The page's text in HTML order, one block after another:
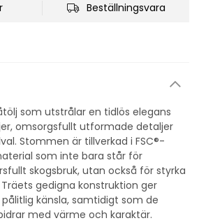
Beställningsvara
som utstrålar en tidlös elegans
omsorgsfullt utformade detaljer
Stommen är tillverkad i FSC®-
som inte bara står för
skogsbruk, utan också för styrka
gedigna konstruktion ger
känsla, samtidigt som de
med värme och karaktär.